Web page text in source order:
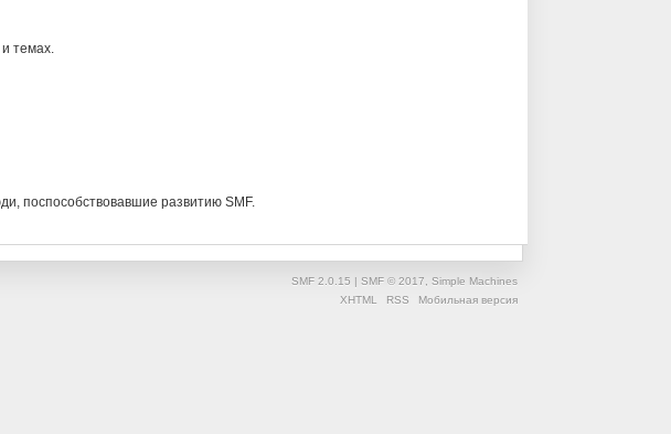
темах.
поспособствовавшие развитию SMF.
SMF 2.0.15 SMF © 2017, Simple Machines
XHTML
RSS Мобильная версия